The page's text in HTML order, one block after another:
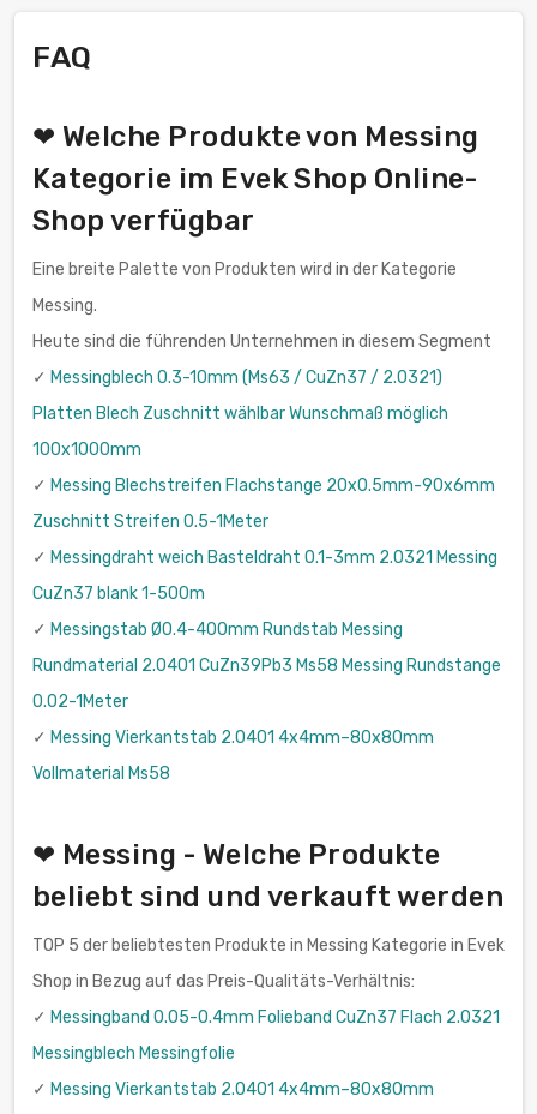
FAQ
❤ Welche Produkte von Messing
Kategorie im Evek Shop Online-
Shop verfügbar
Eine breite Palette von Produkten wird in der Kategorie
Messing.
Heute sind die führenden Unternehmen in diesem Segment
✓ Messingblech 0.3-10mm (Ms63 / CuZn37 / 2.0321)
Platten Blech Zuschnitt wählbar Wunschmaß möglich
100x1000mm
✓ Messing Blechstreifen Flachstange 20x0.5mm-90x6mm
Zuschnitt Streifen 0.5-1Meter
✓ Messingdraht weich Basteldraht 0.1-3mm 2.0321 Messing
CuZn37 blank 1-500m
✓ Messingstab Ø0.4-400mm Rundstab Messing
Rundmaterial 2.0401 CuZn39Pb3 Ms58 Messing Rundstange
0.02-1Meter
✓ Messing Vierkantstab 2.0401 4x4mm–80x80mm
Vollmaterial Ms58
❤ Messing - Welche Produkte
beliebt sind und verkauft werden
TOP 5 der beliebtesten Produkte in Messing Kategorie in Evek
Shop in Bezug auf das Preis-Qualitäts-Verhältnis:
✓ Messingband 0.05-0.4mm Folieband CuZn37 Flach 2.0321
Messingblech Messingfolie
✓ Messing Vierkantstab 2.0401 4x4mm–80x80mm